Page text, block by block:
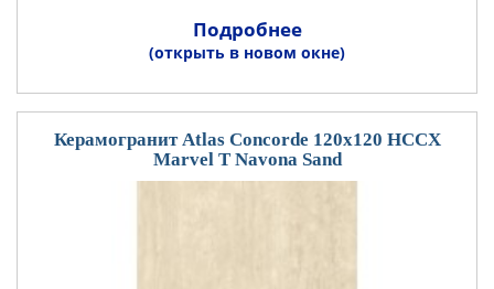
Подробнее
(открыть в новом окне)
Керамогранит Atlas Concorde 120x120 HCCX
Marvel T Navona Sand